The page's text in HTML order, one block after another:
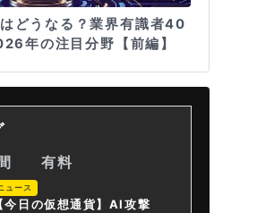
どうなる？業界有識者40
年の注目分野【前編】
有料
ュース
今日の仮想通貨】AI攻撃